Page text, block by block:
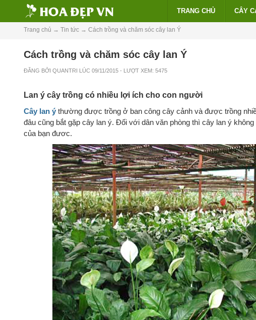
TRANG CHỦ CÂY
Trang chủ → Tin tức → Cách trồng và chăm sóc cây lan Ý
Cách trồng và chăm sóc cây lan Ý
ĐĂNG BỞI QUANTRI LÚC 09/11/2015 - LƯỢT XEM: 5475
Lan ý cây trồng có nhiều lợi ích cho con người
Cây lan ý thường được trồng ở ban công cây cảnh và được trồng
đâu cũng bắt gặp cây lan ý. Đối với dân văn phòng thì cây lan ý
của bạn đươc.